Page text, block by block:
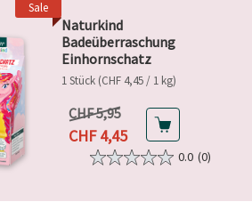
Sale
Naturkind
Badeüberraschung
Einhornschatz
1 Stück (CHF 4,45 / 1 kg)
Vorheriger Preis
CHF 5,95
Aktueller Preis
CHF 4,45
0.0 (0)